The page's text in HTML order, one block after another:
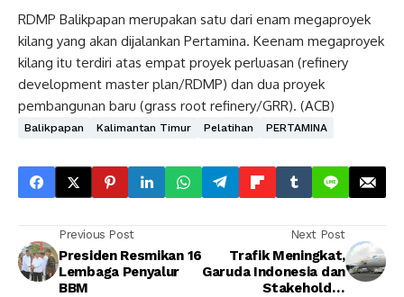
RDMP Balikpapan merupakan satu dari enam megaproyek
kilang yang akan dijalankan Pertamina. Keenam megaproyek
kilang itu terdiri atas empat proyek perluasan (refinery
development master plan/RDMP) dan dua proyek
pembangunan baru (grass root refinery/GRR). (ACB)
Balikpapan Kalimantan Timur Pelatihan PERTAMINA
Previous Post
Presiden Resmikan 16
Lembaga Penyalur
BBM
Next Post
Trafik Meningkat,
Garuda Indonesia dan
Stakeholder